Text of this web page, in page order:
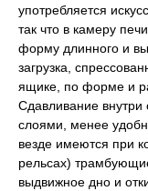
употребляется
так что в камеру
форму длинного и
загрузка,
ящике, по форме и
Сдавливание
слоями, менее
везде имеются при
рельсах)
выдвижное дно и